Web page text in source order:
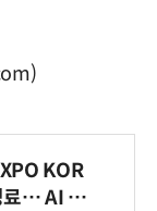
KOR
료… AI 전